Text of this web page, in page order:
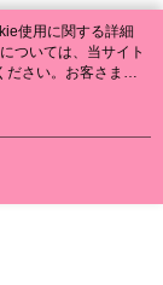
使用に関する詳細
ついては、当サイト
ださい。お客さま
用規約のCookieポリ